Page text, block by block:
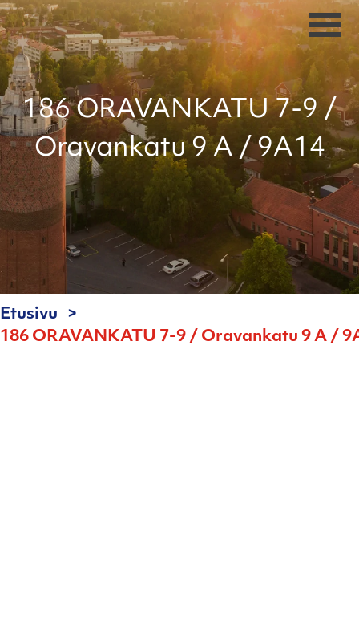
186 ORAVANKATU 7-9 /
Oravankatu 9 A / 9A14
Etusivu
186 ORAVANKATU 7-9 / Oravankatu 9 A /